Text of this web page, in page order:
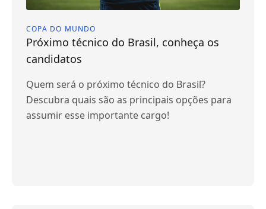
COPA DO MUNDO
Próximo técnico do Brasil, conheça os
candidatos
Quem será o próximo técnico do Brasil?
Descubra quais são as principais opções para
assumir esse importante cargo!